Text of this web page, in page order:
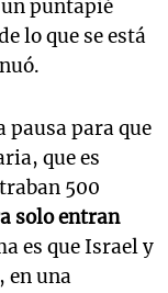
puntapié
lo que se está
pausa para que
que es
500
solo entran
es que Israel y
en una